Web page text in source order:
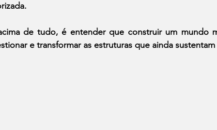
de tudo, é entender que construir um mundo
e transformar as estruturas que ainda